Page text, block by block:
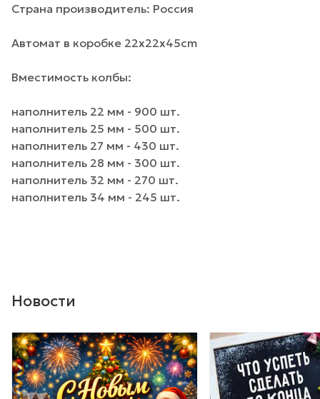
Страна производитель: Россия
Автомат в коробке 22x22x45cm
Вместимость колбы:
наполнитель 22 мм - 900 шт.
наполнитель 25 мм - 500 шт.
наполнитель 27 мм - 430 шт.
наполнитель 28 мм - 300 шт.
наполнитель 32 мм - 270 шт.
наполнитель 34 мм - 245 шт.
Новости